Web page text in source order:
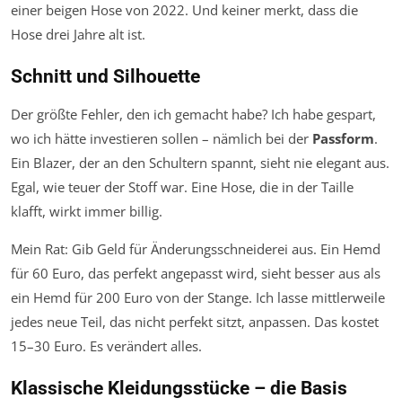
einer beigen Hose von 2022. Und keiner merkt, dass die
Hose drei Jahre alt ist.
Schnitt und Silhouette
Der größte Fehler, den ich gemacht habe? Ich habe gespart,
wo ich hätte investieren sollen – nämlich bei der Passform.
Ein Blazer, der an den Schultern spannt, sieht nie elegant aus.
Egal, wie teuer der Stoff war. Eine Hose, die in der Taille
klafft, wirkt immer billig.
Mein Rat: Gib Geld für Änderungsschneiderei aus. Ein Hemd
für 60 Euro, das perfekt angepasst wird, sieht besser aus als
ein Hemd für 200 Euro von der Stange. Ich lasse mittlerweile
jedes neue Teil, das nicht perfekt sitzt, anpassen. Das kostet
15–30 Euro. Es verändert alles.
Klassische Kleidungsstücke – die Basis